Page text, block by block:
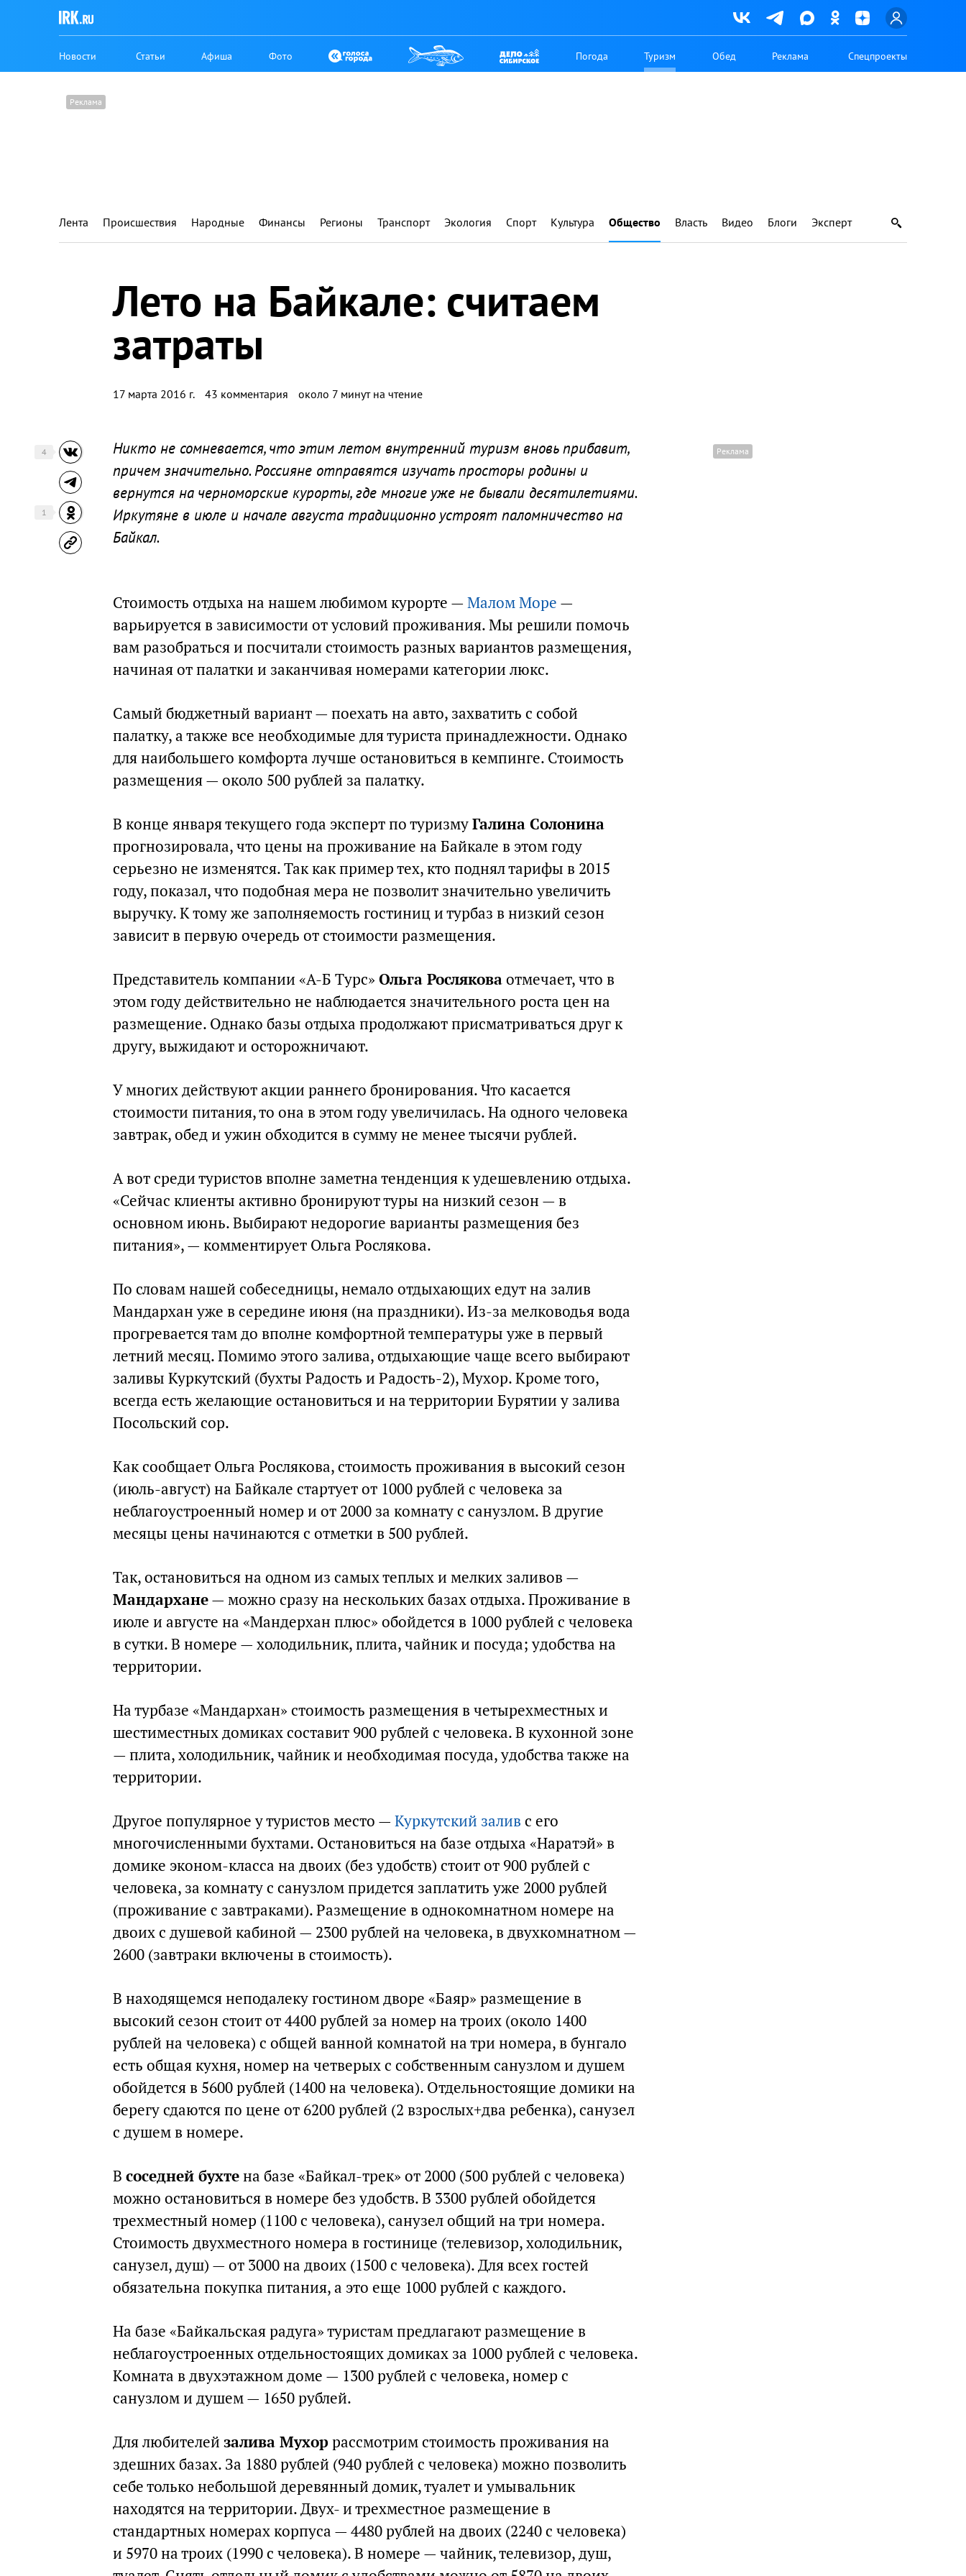
Новости Статьи Афиша Фото Погода Туризм Обед Реклама Спецпроекты
Лента Происшествия Народные Финансы Регионы Транспорт Экология Спорт Культура Общество Власть Видео Блоги Эксперт
Лето на Байкале: считаем
затраты
17 марта 2016 г. 43 комментария около 7 минут на чтение
Никто не сомневается, что этим летом внутренний туризм вновь прибавит,
причем значительно. Россияне отправятся изучать просторы родины и
вернутся на черноморские курорты, где многие уже не бывали десятилетиями.
Иркутяне в июле и начале августа традиционно устроят паломничество на
Байкал.
4
1
Стоимость отдыха на нашем любимом курорте —Малом Море —
варьируется в зависимости от условий проживания. Мы решили помочь
вам разобраться и посчитали стоимость разных вариантов размещения,
начиная от палатки и заканчивая номерами категории люкс.
Самый бюджетный вариант — поехать на авто, захватить с собой
палатку, а также все необходимые для туриста принадлежности. Однако
для наибольшего комфорта лучше остановиться в кемпинге. Стоимость
размещения — около 500 рублей за палатку.
В конце января текущего года эксперт по туризмуГалина Солонина
прогнозировала, что цены на проживание на Байкале в этом году
серьезно не изменятся. Так как пример тех, кто поднял тарифы в 2015
году, показал, что подобная мера не позволит значительно увеличить
выручку. К тому же заполняемость гостиниц и турбаз в низкий сезон
зависит в первую очередь от стоимости размещения.
Представитель компании «А-Б Турс»Ольга Росляковаотмечает, что в
этом году действительно не наблюдается значительного роста цен на
размещение. Однако базы отдыха продолжают присматриваться друг к
другу, выжидают и осторожничают.
У многих действуют акции раннего бронирования. Что касается
стоимости питания, то она в этом году увеличилась. На одного человека
завтрак, обед и ужин обходится в сумму не менее тысячи рублей.
А вот среди туристов вполне заметна тенденция к удешевлению отдыха.
«Сейчас клиенты активно бронируют туры на низкий сезон — в
основном июнь. Выбирают недорогие варианты размещения без
питания», — комментирует Ольга Рослякова.
По словам нашей собеседницы, немало отдыхающих едут на залив
Мандархан уже в середине июня (на праздники). Из-за мелководья вода
прогревается там до вполне комфортной температуры уже в первый
летний месяц. Помимо этого залива, отдыхающие чаще всего выбирают
заливы Куркутский (бухты Радость и Радость-2), Мухор. Кроме того,
всегда есть желающие остановиться и на территории Бурятии у залива
Посольский сор.
Как сообщает Ольга Рослякова, стоимость проживания в высокий сезон
(июль-август) на Байкале стартует от 1000 рублей с человека за
неблагоустроенный номер и от 2000 за комнату с санузлом. В другие
месяцы цены начинаются с отметки в 500 рублей.
Так, остановиться на одном из самых теплых и мелких заливов —
Мандархане— можно сразу на нескольких базах отдыха. Проживание в
июле и августе на «Мандерхан плюс» обойдется в 1000 рублей с человека
в сутки. В номере — холодильник, плита, чайник и посуда; удобства на
территории.
На турбазе «Мандархан» стоимость размещения в четырехместных и
шестиместных домиках составит 900 рублей с человека. В кухонной зоне
— плита, холодильник, чайник и необходимая посуда, удобства также на
территории.
Другое популярное у туристов место —Куркутский залив с его
многочисленными бухтами. Остановиться на базе отдыха «Наратэй» в
домике эконом-класса на двоих (без удобств) стоит от 900 рублей с
человека, за комнату с санузлом придется заплатить уже 2000 рублей
(проживание с завтраками). Размещение в однокомнатном номере на
двоих с душевой кабиной — 2300 рублей на человека, в двухкомнатном —
2600 (завтраки включены в стоимость).
В находящемся неподалеку гостином дворе «Баяр» размещение в
высокий сезон стоит от 4400 рублей за номер на троих (около 1400
рублей на человека) с общей ванной комнатой на три номера, в бунгало
есть общая кухня, номер на четверых с собственным санузлом и душем
обойдется в 5600 рублей (1400 на человека). Отдельностоящие домики на
берегу сдаются по цене от 6200 рублей (2 взрослых+два ребенка), санузел
с душем в номере.
В соседней бухтена базе «Байкал-трек» от 2000 (500 рублей с человека)
можно остановиться в номере без удобств. В 3300 рублей обойдется
трехместный номер (1100 с человека), санузел общий на три номера.
Стоимость двухместного номера в гостинице (телевизор, холодильник,
санузел, душ) — от 3000 на двоих (1500 с человека). Для всех гостей
обязательна покупка питания, а это еще 1000 рублей с каждого.
На базе «Байкальская радуга» туристам предлагают размещение в
неблагоустроенных отдельностоящих домиках за 1000 рублей с человека.
Комната в двухэтажном доме — 1300 рублей с человека, номер с
санузлом и душем — 1650 рублей.
Для любителей залива Мухоррассмотрим стоимость проживания на
здешних базах. За 1880 рублей (940 рублей с человека) можно позволить
себе только небольшой деревянный домик, туалет и умывальник
находятся на территории. Двух- и трехместное размещение в
стандартных номерах корпуса — 4480 рублей на двоих (2240 с человека)
и 5970 на троих (1990 с человека). В номере — чайник, телевизор, душ,